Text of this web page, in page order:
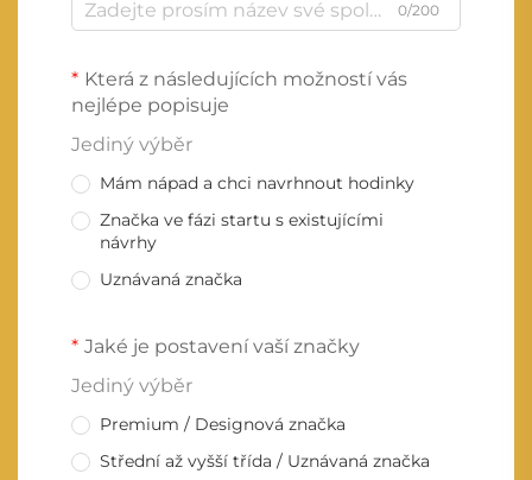
0/200
Která z následujících možností vás
nejlépe popisuje
Jediný výběr
Mám nápad a chci navrhnout hodinky
Značka ve fázi startu s existujícími
návrhy
Uznávaná značka
Jaké je postavení vaší značky
Jediný výběr
Premium / Designová značka
Střední až vyšší třída / Uznávaná značka